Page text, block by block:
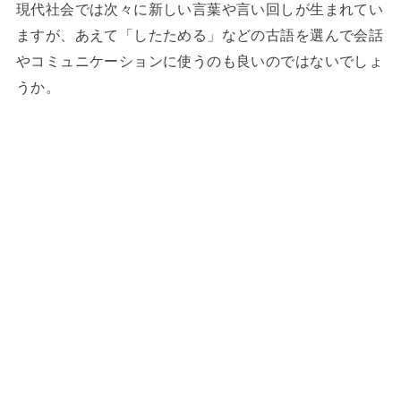
現代社会では次々に新しい言葉や言い回しが生まれてい
ますが、あえて「したためる」などの古語を選んで会話
やコミュニケーションに使うのも良いのではないでしょ
うか。